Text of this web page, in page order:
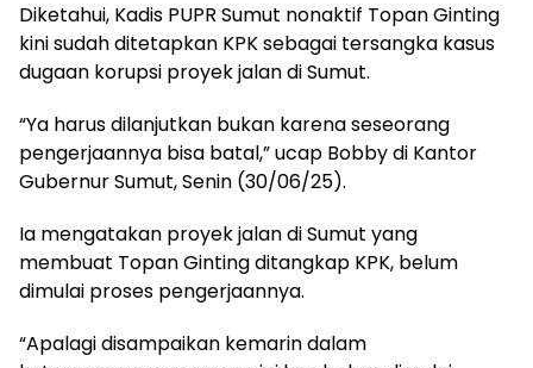
Diketahui, Kadis PUPR Sumut nonaktif Topan Ginting
kini sudah ditetapkan KPK sebagai tersangka kasus
dugaan korupsi proyek jalan di Sumut.
“Ya harus dilanjutkan bukan karena seseorang
pengerjaannya bisa batal,” ucap Bobby di Kantor
Gubernur Sumut, Senin (30/06/25).
Ia mengatakan proyek jalan di Sumut yang
membuat Topan Ginting ditangkap KPK, belum
dimulai proses pengerjaannya.
“Apalagi disampaikan kemarin dalam